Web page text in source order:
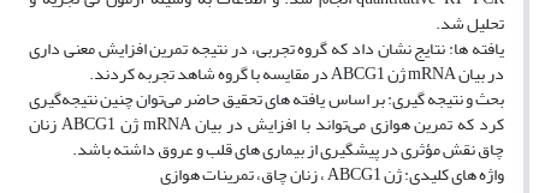
تحلیل شد.
یافته ها: نتایج نشان داد که گروه تجربی، در نتیجه تمرین افزایش معنی داری
در بیان mRNA ژن ABCG1 در مقایسه با گروه شاهد تجربه کردند.
بحث و نتیجه گیری: بر اساس یافته های تحقیق حاضر می‌توان چنین نتیجه‌گیری
کرد که تمرین‌ هوازی می‌تواند با افزایش در بیان mRNA ژن ABCG1 زنان
چاق نقش مؤثری در پیشگیری از بیماری های قلب و عروق داشته باشد.
واژه های کلیدی: ژن ABCG1 ، زنان چاق، تمرینات هوازی